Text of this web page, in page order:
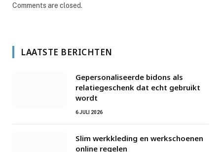
Comments are closed.
LAATSTE BERICHTEN
Gepersonaliseerde bidons als
relatiegeschenk dat echt gebruikt
wordt
6 JULI 2026
Slim werkkleding en werkschoenen
online regelen